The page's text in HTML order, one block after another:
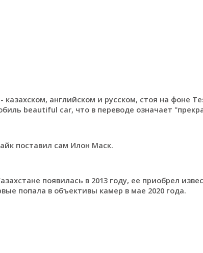
казахском, английском и русском, стоя на фоне
beautiful car, что в переводе означает
поставил сам Илон Маск.
появилась в 2013 году, ее приобрел
попала в объективы камер в мае 2020 года.